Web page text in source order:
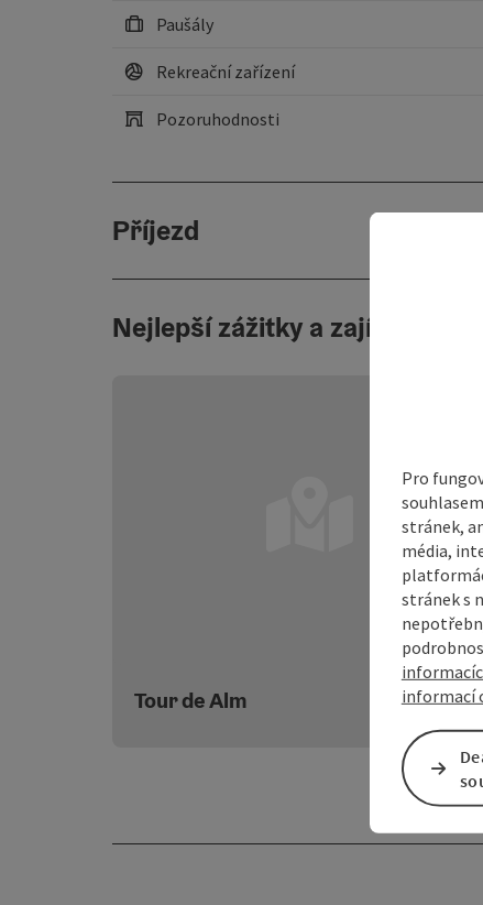
Paušály
Rekreační zařízení
Pozoruhodnosti
Příjezd
Nejlepší zážitky a zajímavosti
Tour de Alm
Pro
stránek,
média,
stránek s
informací